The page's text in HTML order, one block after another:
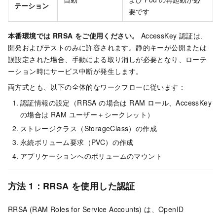
テーション
要です
本番環境では RRSA をご使用ください。
AccessKey 認証は、
開発およびテストのみに許容されます。静的キーが公開または
誤設定された場合、手動による取り消しが必要となり、ローテ
ーション時にサービス中断が発生します。
両方式とも、以下の全体的なワークフローに従います：
認証情報の設定（RRSA の場合は RAM ロール、AccessKey
の場合は RAM ユーザー＋シークレット）
ストレージクラス（StorageClass）の作成
永続ボリューム要求（PVC）の作成
アプリケーションへのボリュームのマウント
方法 1：RRSA を使用した認証
RRSA (RAM Roles for Service Accounts) は、OpenID